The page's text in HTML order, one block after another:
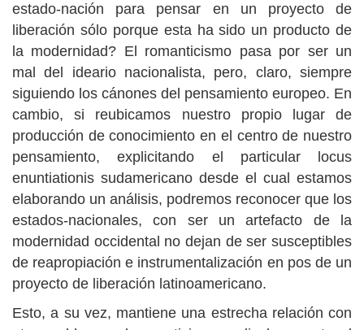
estado-nación para pensar en un proyecto de
liberación sólo porque esta ha sido un producto de
la modernidad? El romanticismo pasa por ser un
mal del ideario nacionalista, pero, claro, siempre
siguiendo los cánones del pensamiento europeo. En
cambio, si reubicamos nuestro propio lugar de
producción de conocimiento en el centro de nuestro
pensamiento, explicitando el particular locus
enuntiationis sudamericano desde el cual estamos
elaborando un análisis, podremos reconocer que los
estados-nacionales, con ser un artefacto de la
modernidad occidental no dejan de ser susceptibles
de reapropiación e instrumentalización en pos de un
proyecto de liberación latinoamericano.
Esto, a su vez, mantiene una estrecha relación con